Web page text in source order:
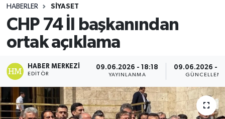
HABERLER SİYASET
CHP 74 İl başkanından
ortak açıklama
HABER MERKEZI
EDITÖR
09.06.2026 - 18:18
YAYINLANMA
09.06.2026 -
Son Dakika Haberleri
Haber Arşivi